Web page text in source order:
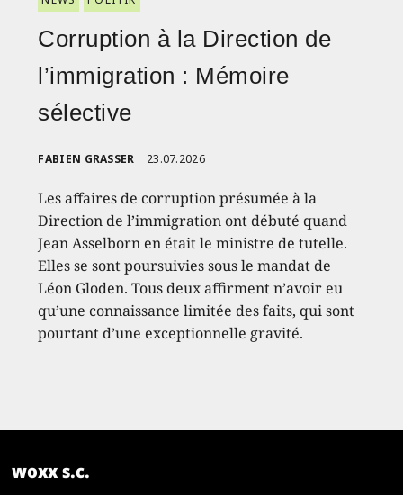
Corruption à la Direction de
l’immigration : Mémoire
sélective
FABIEN GRASSER 23.07.2026
Les affaires de corruption présumée à la
Direction de l’immigration ont débuté quand
Jean Asselborn en était le ministre de tutelle.
Elles se sont poursuivies sous le mandat de
Léon Gloden. Tous deux affirment n’avoir eu
qu’une connaissance limitée des faits, qui sont
pourtant d’une exceptionnelle gravité.
woxx s.c.